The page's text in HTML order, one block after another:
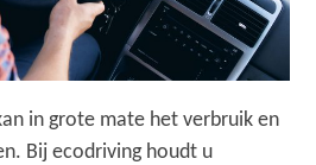
in grote mate het verbruik en
Bij ecodriving houdt u